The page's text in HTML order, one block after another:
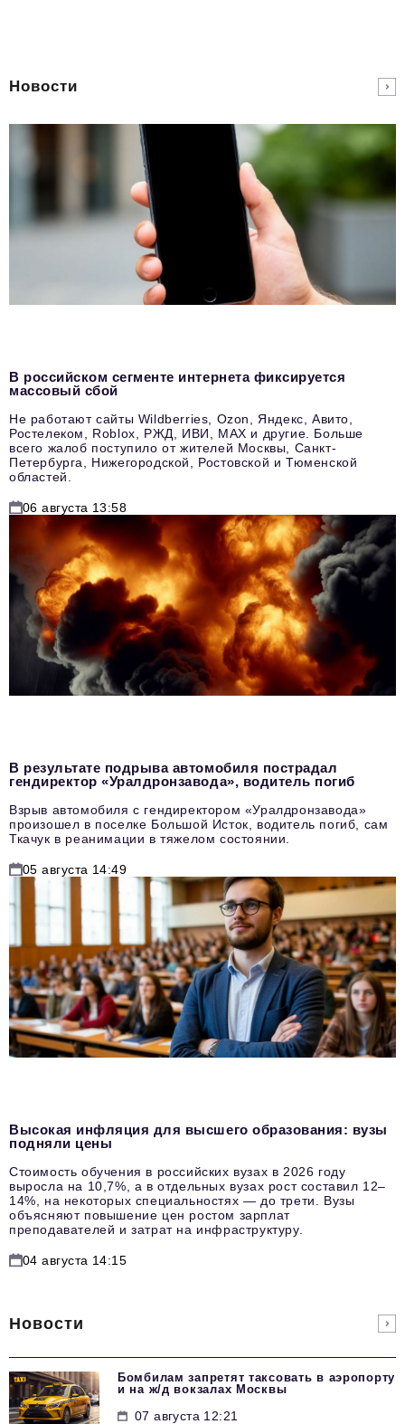
Новости
В российском сегменте интернета фиксируется
массовый сбой
Не работают сайты Wildberries, Ozon, Яндекс, Авито,
Ростелеком, Roblox, РЖД, ИВИ, MAX и другие. Больше
всего жалоб поступило от жителей Москвы, Санкт-
Петербурга, Нижегородской, Ростовской и Тюменской
областей.
06 августа 13:58
В результате подрыва автомобиля пострадал
гендиректор «Уралдронзавода», водитель погиб
Взрыв автомобиля с гендиректором «Уралдронзавода»
произошел в поселке Большой Исток, водитель погиб, сам
Ткачук в реанимации в тяжелом состоянии.
05 августа 14:49
Высокая инфляция для высшего образования: вузы
подняли цены
Стоимость обучения в российских вузах в 2026 году
выросла на 10,7%, а в отдельных вузах рост составил 12–
14%, на некоторых специальностях — до трети. Вузы
объясняют повышение цен ростом зарплат
преподавателей и затрат на инфраструктуру.
04 августа 14:15
Новости
Бомбилам запретят таксовать в аэропорту
и на ж/д вокзалах Москвы
07 августа 12:21